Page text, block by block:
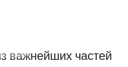
важнейших частей